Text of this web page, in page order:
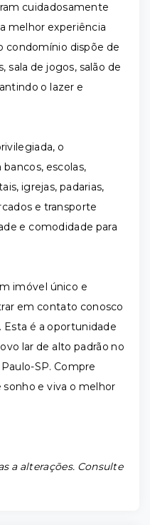
cuidadosamente
melhor experiência
condomínio dispõe de
sala de jogos, salão de
o lazer e
o
escolas,
igrejas, padarias,
e transporte
e comodidade para
imóvel único e
em contato conosco
Esta é a oportunidade
lar de alto padrão no
SP. Compre
e viva o melhor
a alterações. Consulte